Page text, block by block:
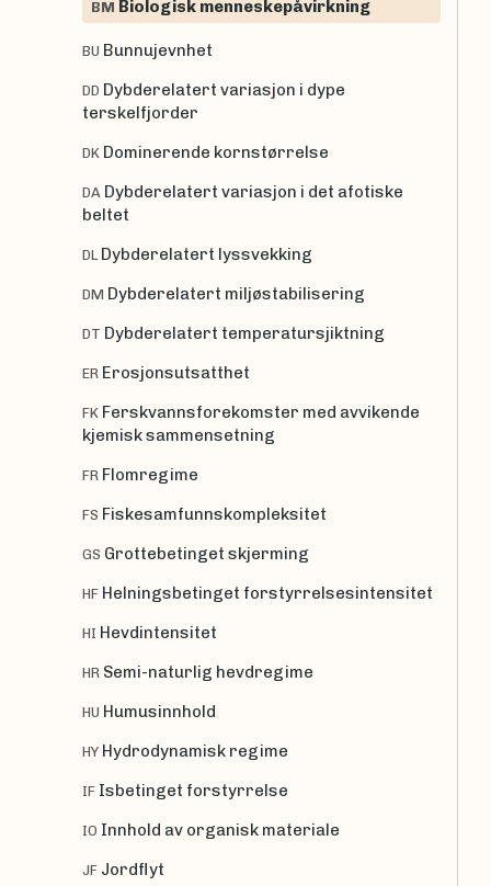
BM Biologisk menneskepåvirkning
BU Bunnujevnhet
DD Dybderelatert variasjon i dype
terskelfjorder
DK Dominerende kornstørrelse
DA Dybderelatert variasjon i det afotiske
beltet
DL Dybderelatert lyssvekking
DM Dybderelatert miljøstabilisering
DT Dybderelatert temperatursjiktning
ER Erosjonsutsatthet
FK Ferskvannsforekomster med avvikende
kjemisk sammensetning
FR Flomregime
FS Fiskesamfunnskompleksitet
GS Grottebetinget skjerming
HF Helningsbetinget forstyrrelsesintensitet
HI Hevdintensitet
HR Semi-naturlig hevdregime
HU Humusinnhold
HY Hydrodynamisk regime
IF Isbetinget forstyrrelse
IO Innhold av organisk materiale
JF Jordflyt